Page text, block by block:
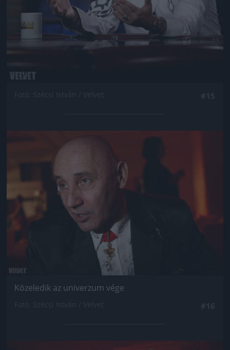
Jön még kép!
Közeledik az univerzum vége